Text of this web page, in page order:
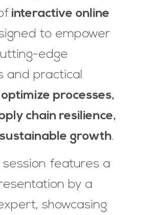
interactive online
to empower
edge
and practical
optimize processes,
chain resilience,
growth.
session features a
by a
showcasing